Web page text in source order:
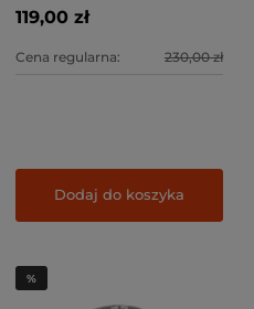
119,00 zł
Cena regularna: 230,00 zł
Dodaj do koszyka